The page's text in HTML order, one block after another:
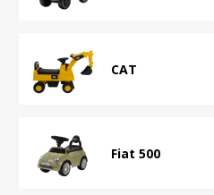
CAT
Fiat 500